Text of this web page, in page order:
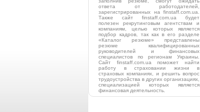
ответа от работодателей,
зарегистрированных на finstaff.com.ua.
Также сайт finstaff.com.ua будет
полезен рекрутинговым агентствам и
компаниям, целью которых является
подбор кадров, так как в его разделе
«Каталог резюме» представлены
резюме квалифицированных
руководителей и финансовых
специалистов по регионам Украины.
Сайт finstaff.com.ua поможет найти
работу в страховании жизни в
страховых компаниях, и решить вопрос
трудоустройства в других организациях,
специализацией которых является
финансовая деятельность.